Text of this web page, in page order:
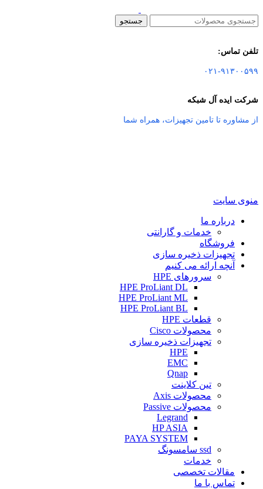
جستجو
تلفن تماس:
۰۲۱-۹۱۳۰۰۵۹۹
شرکت ایده آل شبکه
از مشاوره تا تامین تجهیزات، همراه شما
منوی سایت
درباره ما
خدمات و گارانتی
فروشگاه
تجهیزات ذخیره سازی
آنچه ارائه می کنیم
سرورهای HPE
HPE ProLiant DL
HPE ProLiant ML
HPE ProLiant BL
قطعات HPE
محصولات Cisco
تجهیزات ذخیره سازی
HPE
EMC
Qnap
تین کلاینت
محصولات Axis
محصولات Passive
Legrand
HP ASIA
PAYA SYSTEM
ssd سامسونگ
خدمات
مقالات تخصصی
تماس با ما